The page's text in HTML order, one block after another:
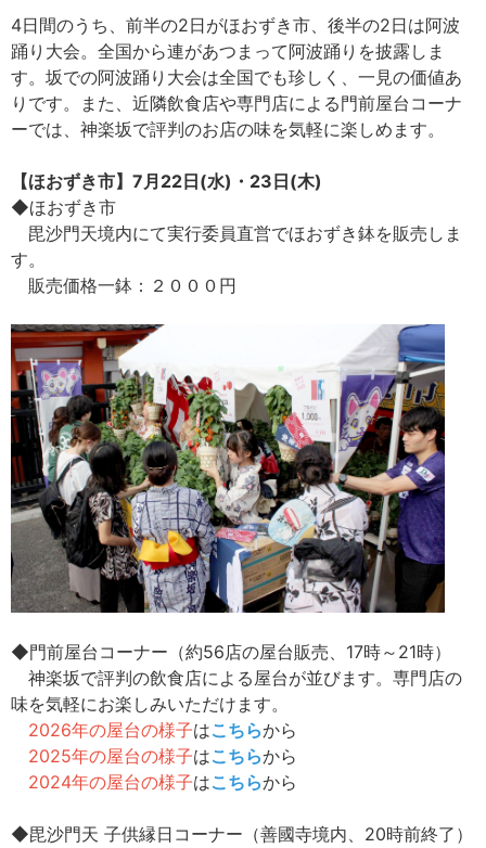
4日間のうち、前半の2日がほおずき市、後半の2日は阿波
踊り大会。全国から連があつまって阿波踊りを披露しま
す。坂での阿波踊り大会は全国でも珍しく、一見の価値あ
りです。また、近隣飲食店や専門店による門前屋台コーナ
ーでは、神楽坂で評判のお店の味を気軽に楽しめます。
【ほおずき市】7月22日(水)・23日(木)
◆ほおずき市
毘沙門天境内にて実行委員直営でほおずき鉢を販売しま
す。
販売価格一鉢：２０００円
◆門前屋台コーナー（約56店の屋台販売、17時～21時）
神楽坂で評判の飲食店による屋台が並びます。専門店の
味を気軽にお楽しみいただけます。
2026年の屋台の様子はこちらから
2025年の屋台の様子はこちらから
2024年の屋台の様子はこちらから
◆毘沙門天 子供縁日コーナー（善國寺境内、20時前終了）